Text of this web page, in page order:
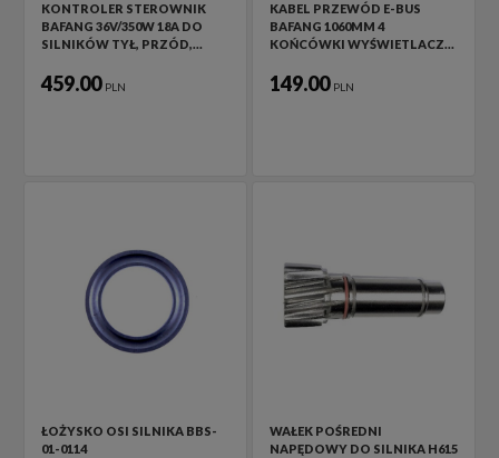
KONTROLER STEROWNIK
BAFANG 36V/350W 18A DO
SILNIKÓW TYŁ, PRZÓD,…
459.00 PLN
KABEL PRZEWÓD E-BUS
BAFANG 1060MM 4
KOŃCÓWKI WYŚWIETLACZ…
149.00 PLN
ŁOŻYSKO OSI SILNIKA BBS-
01-0114
WAŁEK POŚREDNI
NAPĘDOWY DO SILNIKA H615